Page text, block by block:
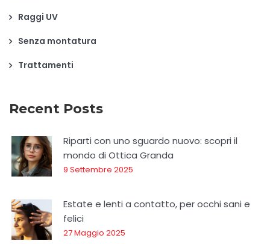
Raggi UV
Senza montatura
Trattamenti
Recent Posts
Riparti con uno sguardo nuovo: scopri il
mondo di Ottica Granda
9 Settembre 2025
Estate e lenti a contatto, per occhi sani e
felici
27 Maggio 2025